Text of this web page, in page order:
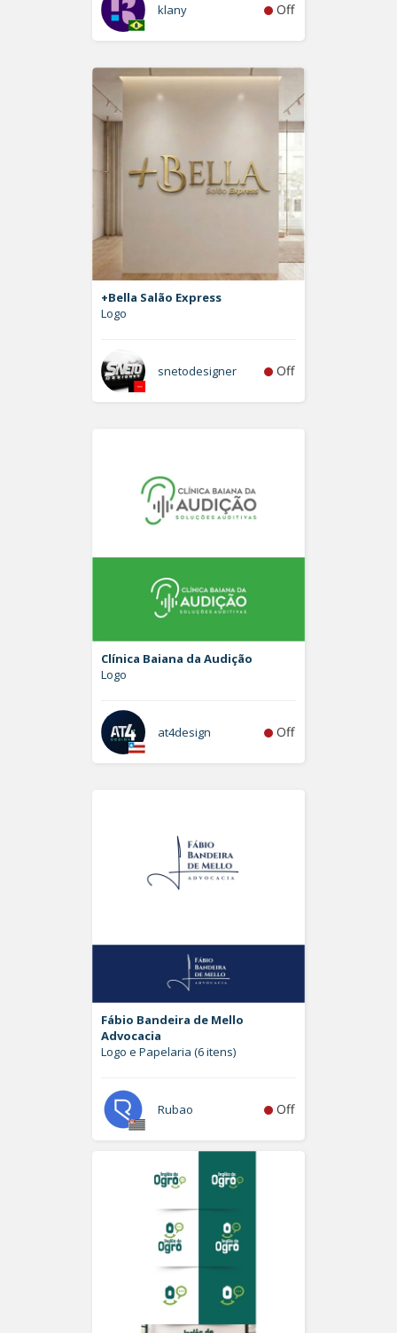
klany Off
+Bella Salão Express
Logo
snetodesigner Off
Clínica Baiana da Audição
Logo
at4design Off
Fábio Bandeira de Mello
Advocacia
Logo e Papelaria (6 itens)
Rubao Off